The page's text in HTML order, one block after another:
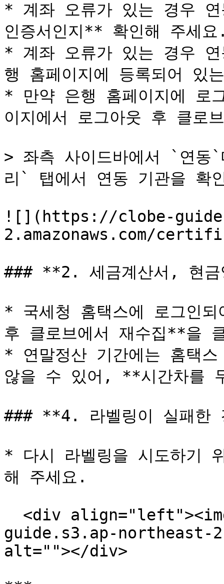
* 계좌 오류가 있는 경우 연
인증서인지** 확인해 주세
* 계좌 오류가 있는 경우 연
행 홈페이지에 등록되어 있
* 만약 은행 홈페이지에 로
이지에서 로그아웃 후 클로
> 좌측 사이드바에서 `연동
리` 탭에서 연동 기관을 확
![](https://clobe-
2.amazonaws.com/
### **2. 세금계산서, 현금
* 국세청 홈택스에 로그인
후 클로브에서 재수집**을
* 연말정산 기간에는 홈택
않을 수 있어, **시간차를
### **4. 라벨링이 실패한
* 다시 라벨링을 시도하기
해 주세요.
guide.s3.ap-northeast-
alt=""></div>